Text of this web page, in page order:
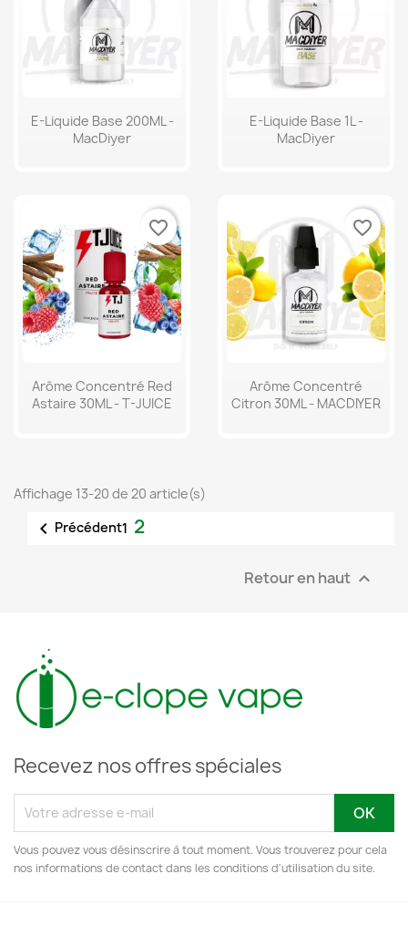
E-Liquide Base 200ML -
MacDiyer
E-Liquide Base 1L -
MacDiyer
Arôme Concentré Red
Astaire 30ML - T-JUICE
favorite_border
Arôme Concentré
Citron 30ML - MACDIYER
favorite_border
Affichage 13-20 de 20 article(s)
 Précédent1 2
Retour en haut 
Recevez nos offres spéciales
Vous pouvez vous désinscrire à tout moment. Vous trouverez pour cela
nos informations de contact dans les conditions d'utilisation du site.